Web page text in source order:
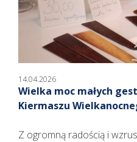
14.04.2026
Wielka moc małych
Kiermaszu
Z ogromną radością i